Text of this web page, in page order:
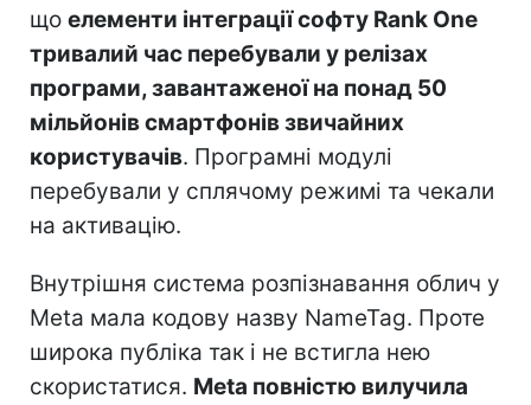
що елементи інтеграції софту Rank One
тривалий час перебували у релізах
програми, завантаженої на понад 50
мільйонів смартфонів звичайних
користувачів. Програмні модулі
перебували у сплячому режимі та чекали
на активацію.
Внутрішня система розпізнавання облич у
Meta мала кодову назву NameTag. Проте
широка публіка так і не встигла нею
скористатися. Meta повністю вилучила